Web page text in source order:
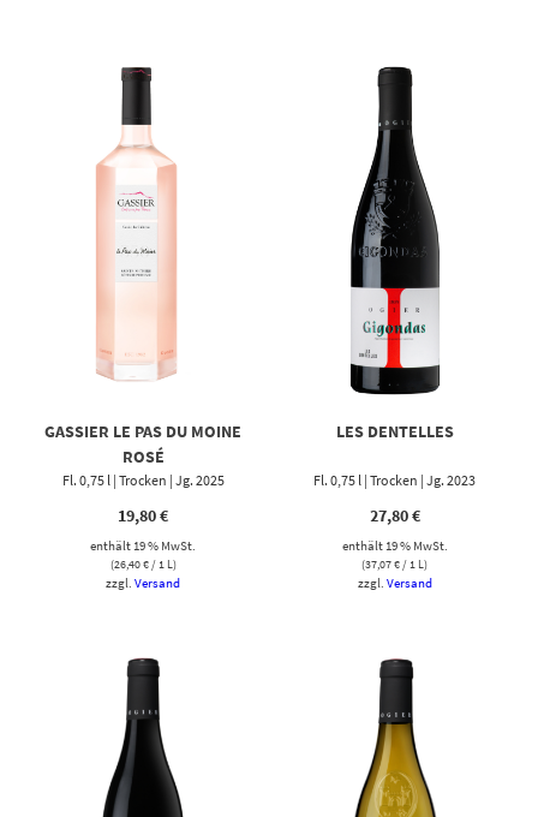
GASSIER LE PAS DU MOINE
ROSÉ
Fl. 0,75 l | Trocken | Jg. 2025
19,80€
enthält 19 % MwSt.
(26,40€/ 1 L)
zzgl.Versand
LES DENTELLES
Fl. 0,75 l | Trocken | Jg. 2023
27,80€
enthält 19 % MwSt.
(37,07€ / 1 L)
zzgl. Versand